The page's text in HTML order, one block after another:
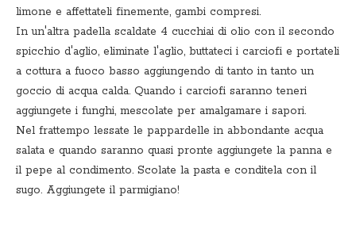
limone e affettateli finemente, gambi compresi.
In un'altra padella scaldate 4 cucchiai di olio con il secondo
spicchio d'aglio, eliminate l'aglio, buttateci i carciofi e portateli
a cottura a fuoco basso aggiungendo di tanto in tanto un
goccio di acqua calda. Quando i carciofi saranno teneri
aggiungete i funghi, mescolate per amalgamare i sapori.
Nel frattempo lessate le pappardelle in abbondante acqua
salata e quando saranno quasi pronte aggiungete la panna e
il pepe al condimento. Scolate la pasta e conditela con il
sugo. Aggiungete il parmigiano!